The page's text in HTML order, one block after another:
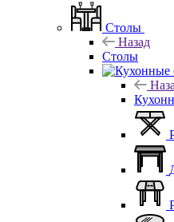
Столы
Назад
Столы